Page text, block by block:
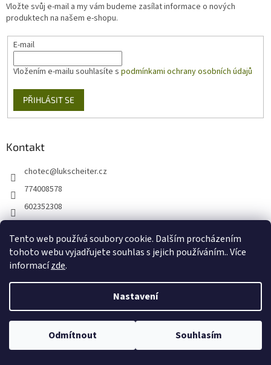
Tento web používá soubory cookie. Dalším procházením
tohoto webu vyjadřujete souhlas s jejich používáním.. Více
informacízde.
Nastavení
Odmítnout Souhlasím
Vložte svůj e-mail a my vám budeme zasílat informace o nových
produktech na našem e-shopu.
E-mail
Vložením e-mailu souhlasíte s podmínkami ochrany osobních údajů
PŘIHLÁSIT SE
Kontakt
chotec@lukscheiter.cz
774008578
602352308
https://www.facebook.com/kytkychotec
+420774008578
Vytvořil Shoptet
Copyright 2026Lukscheiter E-SHOP . Všechna práva vyhrazena.